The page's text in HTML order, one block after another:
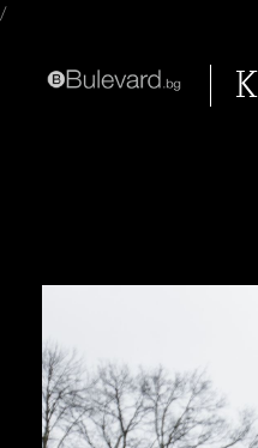
/